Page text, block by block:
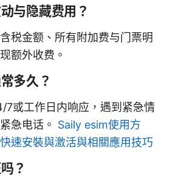
与隐藏费用？
税金额、所有附加费与门票明
额外收费。
多久？
7或工作日内响应，遇到紧急情
急电话。 Saily esim使用方
速安裝與激活與相關應用技巧
？